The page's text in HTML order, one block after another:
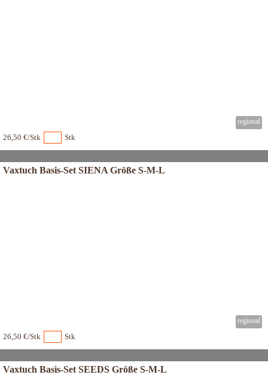
26,50 €/Stk Stk
Vaxtuch Basis-Set SIENA Größe S-M-L
26,50 €/Stk Stk
Vaxtuch Basis-Set SEEDS Größe S-M-L